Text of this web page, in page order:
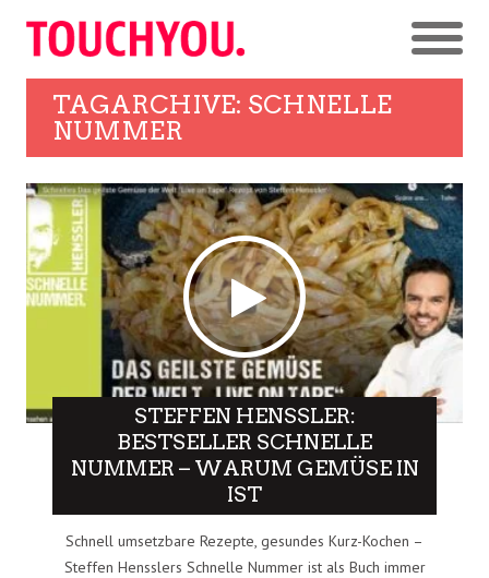
TAGARCHIVE: SCHNELLE
NUMMER
STEFFEN HENSSLER:
BESTSELLER SCHNELLE
NUMMER – WARUM GEMÜSE IN
IST
Schnell umsetzbare Rezepte, gesundes Kurz-Kochen –
Steffen Hensslers Schnelle Nummer ist als Buch immer